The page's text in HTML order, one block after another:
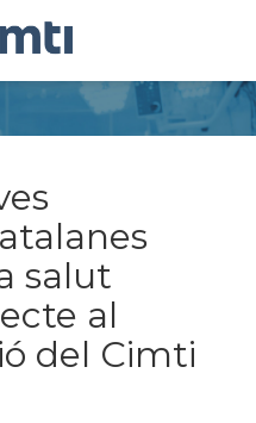
salut
al
del Cimti